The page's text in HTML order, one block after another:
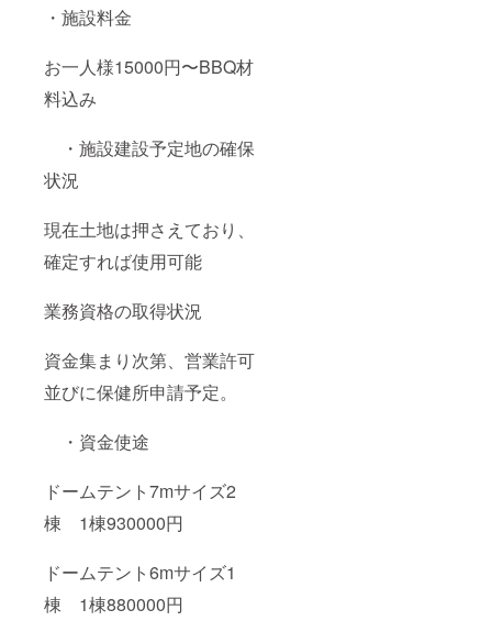
・施設料金
お一人様15000円〜BBQ材
料込み
・施設建設予定地の確保
状況
現在土地は押さえており、
確定すれば使用可能
業務資格の取得状況
資金集まり次第、営業許可
並びに保健所申請予定。
・資金使途
ドームテント7mサイズ2
棟 1棟930000円
ドームテント6mサイズ1
棟 1棟880000円